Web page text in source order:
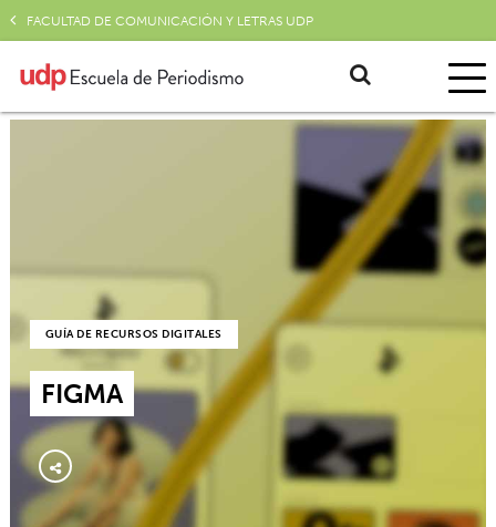
FACULTAD DE COMUNICACIÓN Y LETRAS UDP
GUÍA DE RECURSOS DIGITALES
FIGMA